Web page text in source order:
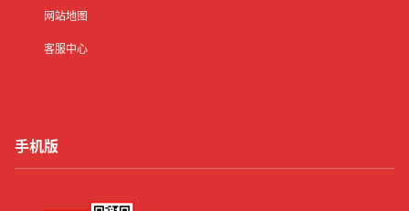
网站地图
客服中心
手机版